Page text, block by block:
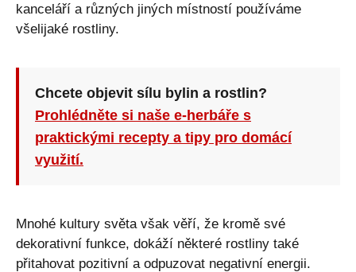
kanceláří a různých jiných místností používáme
všelijaké rostliny.
Chcete objevit sílu bylin a rostlin?
Prohlédněte si naše e-herbáře s
praktickými recepty a tipy pro domácí
využití.
Mnohé kultury světa však věří, že kromě své
dekorativní funkce, dokáží některé rostliny také
přitahovat pozitivní a odpuzovat negativní energii.